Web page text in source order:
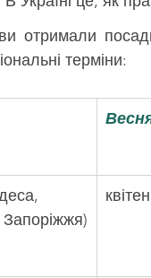
отримали
терміни: